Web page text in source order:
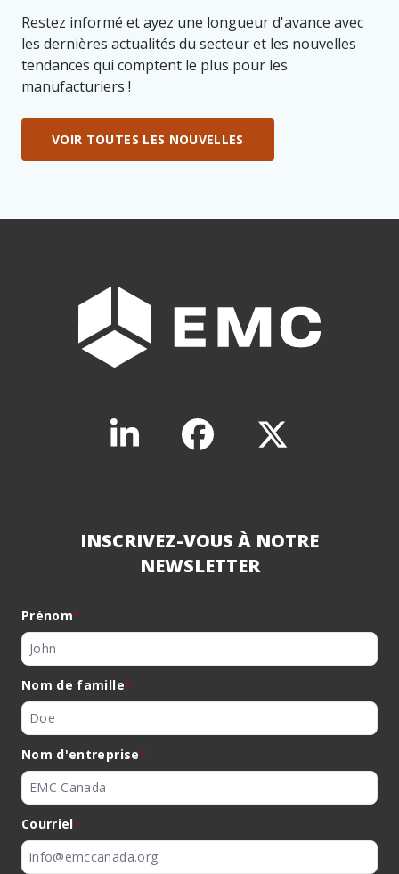
Restez informé et ayez une longueur d'avance avec
les dernières actualités du secteur et les nouvelles
tendances qui comptent le plus pour les
manufacturiers !
VOIR TOUTES LES NOUVELLES
INSCRIVEZ-VOUS À NOTRE
NEWSLETTER
Prénom*
Nom de famille*
Nom d'entreprise*
Courriel*